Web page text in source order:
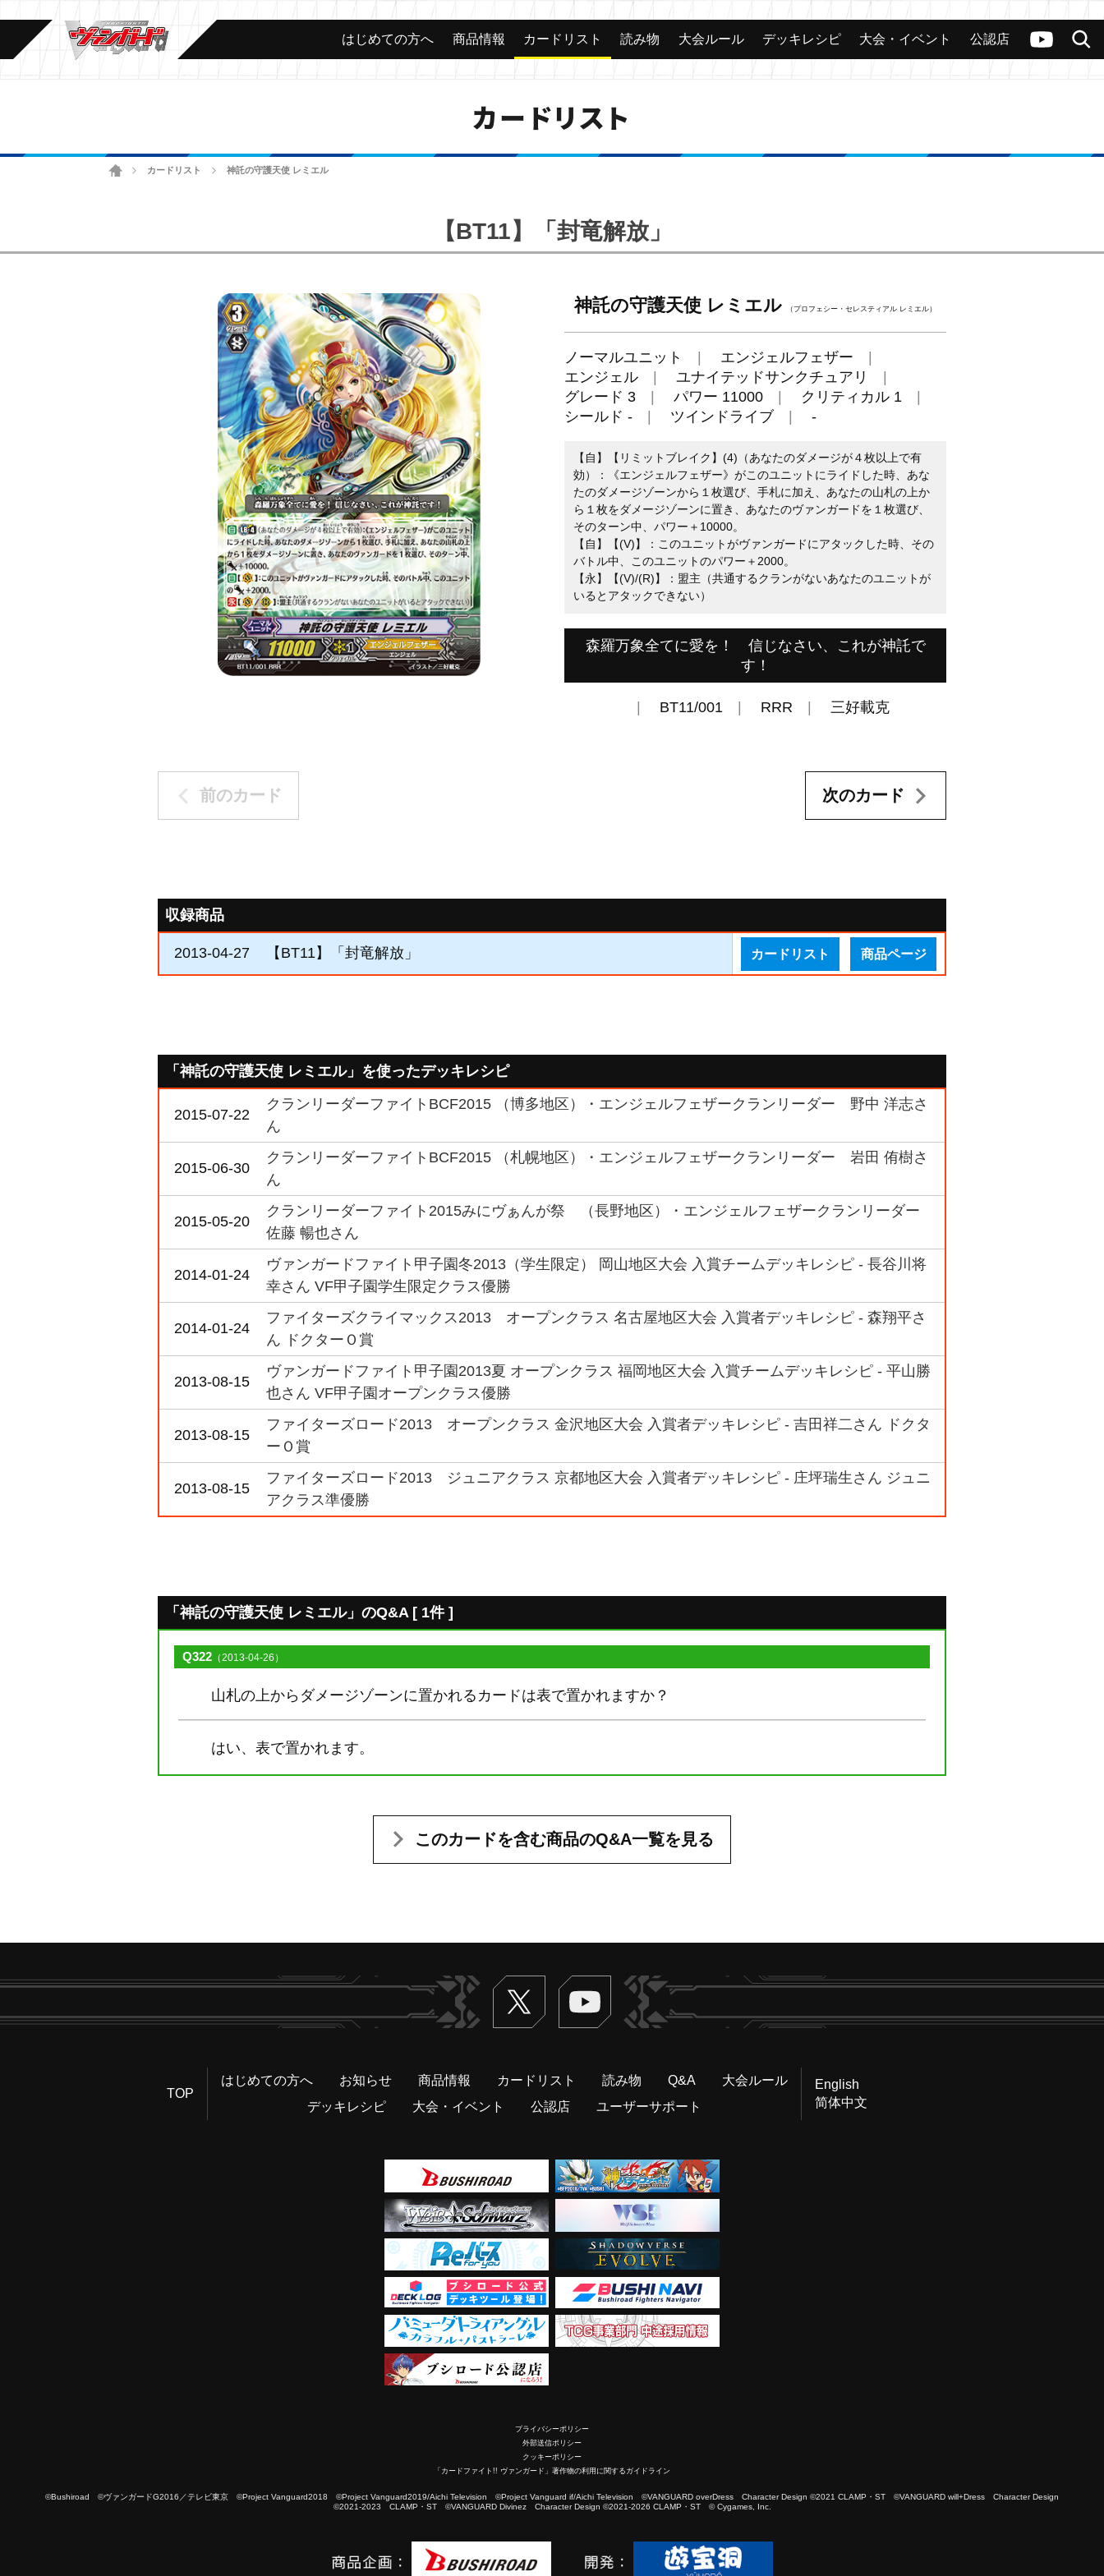
ヴァンガードch
検索
カード 大会 公認店舗 その他
はじめての方へ 商品情報 カードリスト 読み物 大会ルール デッキレシピ 大会・イベント 公認店
カードリスト
ホームカードリスト 神託の守護天使 レミエル
【BT11】「封竜解放」
神託の守護天使 レミエル （プロフェシー・セレスティアル レミエル）
ノーマルユニット
エンジェルフェザー
エンジェル
ユナイテッドサンクチュアリ
グレード 3
パワー 11000
クリティカル 1
シールド -
ツインドライブ -
【自】【リミットブレイク】(4)（あなたのダメージが４枚以上で有
効）：《エンジェルフェザー》がこのユニットにライドした時、あな
たのダメージゾーンから１枚選び、手札に加え、あなたの山札の上か
ら１枚をダメージゾーンに置き、あなたのヴァンガードを１枚選び、
そのターン中、パワー＋10000。
【自】【(V)】：このユニットがヴァンガードにアタックした時、その
バトル中、このユニットのパワー＋2000。
【永】【(V)/(R)】：盟主（共通するクランがないあなたのユニットが
いるとアタックできない）
森羅万象全てに愛を！ 信じなさい、これが神託で
す！
BT11/001 RRR 三好載克
前のカード 次のカード
収録商品
2013-04-27 【BT11】「封竜解放」 カードリスト 商品ページ
「神託の守護天使 レミエル」を使ったデッキレシピ
2015-07-22
クランリーダーファイトBCF2015 （博多地区）・エンジェルフェザークランリーダー 野中 洋志さ
ん
2015-06-30
クランリーダーファイトBCF2015 （札幌地区）・エンジェルフェザークランリーダー 岩田 侑樹さ
ん
2015-05-20
クランリーダーファイト2015みにヴぁんが祭 （長野地区）・エンジェルフェザークランリーダー
佐藤 暢也さん
2014-01-24
ヴァンガードファイト甲子園冬2013（学生限定） 岡山地区大会 入賞チームデッキレシピ - 長谷川将
幸さん VF甲子園学生限定クラス優勝
2014-01-24
ファイターズクライマックス2013 オープンクラス 名古屋地区大会 入賞者デッキレシピ - 森翔平さ
ん ドクターＯ賞
2013-08-15
ヴァンガードファイト甲子園2013夏 オープンクラス 福岡地区大会 入賞チームデッキレシピ - 平山勝
也さん VF甲子園オープンクラス優勝
2013-08-15
ファイターズロード2013 オープンクラス 金沢地区大会 入賞者デッキレシピ - 吉田祥二さん ドクタ
ーＯ賞
2013-08-15
ファイターズロード2013 ジュニアクラス 京都地区大会 入賞者デッキレシピ - 庄坪瑞生さん ジュニ
アクラス準優勝
「神託の守護天使 レミエル」のQ&A [ 1件 ]
Q322 （2013-04-26）
山札の上からダメージゾーンに置かれるカードは表で置かれますか？
はい、表で置かれます。
このカードを含む商品のQ&A一覧を見る
Twitter ヴァンガードch
TOP
はじめての方へ お知らせ 商品情報 カードリスト 読み物 Q&A
大会ルール
デッキレシピ
大会・イベント 公認店 ユーザーサポート
English
简体中文
プライバシーポリシー
外部送信ポリシー
クッキーポリシー
「カードファイト!! ヴァンガード」著作物の利用に関するガイドライン
©Bushiroad ©ヴァンガードG2016／テレビ東京 ©Project Vanguard2018 ©Project Vanguard2019/Aichi Television ©Project Vanguard if/Aichi Television ©VANGUARD overDress Character Design ©2021 CLAMP・ST ©VANGUARD will+Dress Character Design
©2021-2023 CLAMP・ST ©VANGUARD Divinez Character Design ©2021-2026 CLAMP・ST © Cygames, Inc.